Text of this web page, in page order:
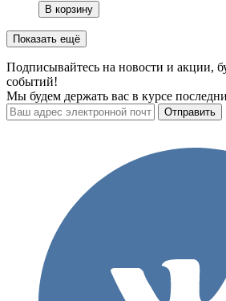
В корзину
Показать ещё
Подписывайтесь на новости и акции,
событий!
Мы будем держать вас в курсе